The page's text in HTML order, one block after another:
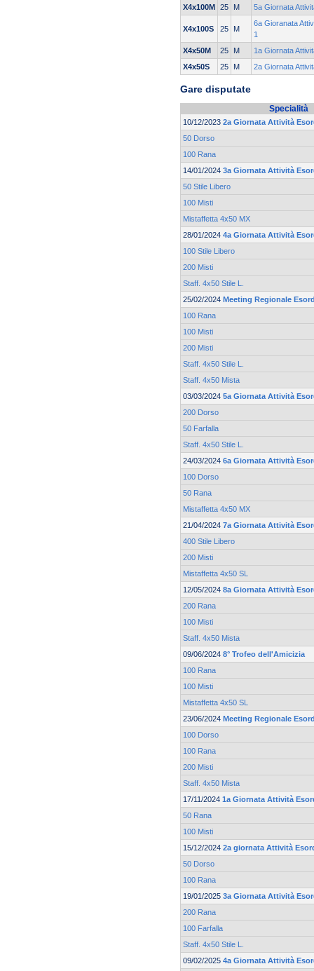
X4x100M 25 M 5a Giornata
X4x100S 25 M
6a Gioranata
1
X4x50M
25 M
1a Giornata
X4x50S
25 M 2a Giornata
Gare disputate
Specialità
10/12/2023 2a Giornata Attività
50 Dorso
100 Rana
14/01/2024 3a Giornata Attività
50 Stile Libero
100 Misti
Mistaffetta 4x50 MX
28/01/2024 4a Giornata Attività
100 Stile Libero
200 Misti
Staff. 4x50 Stile L.
25/02/2024 Meeting Regionale
100 Rana
100 Misti
200 Misti
Staff. 4x50 Stile L.
Staff. 4x50 Mista
03/03/2024 5a Giornata Attività
200 Dorso
50 Farfalla
Staff. 4x50 Stile L.
24/03/2024 6a Giornata Attività
100 Dorso
50 Rana
Mistaffetta 4x50 MX
21/04/2024 7a Giornata Attività
400 Stile Libero
200 Misti
Mistaffetta 4x50 SL
12/05/2024 8a Giornata Attività
200 Rana
100 Misti
Staff. 4x50 Mista
09/06/2024 8° Trofeo dell'Amicizia
100 Rana
100 Misti
Mistaffetta 4x50 SL
23/06/2024 Meeting Regionale
100 Dorso
100 Rana
200 Misti
Staff. 4x50 Mista
17/11/2024 1a Giornata Attività
50 Rana
100 Misti
15/12/2024 2a giornata Attività
50 Dorso
100 Rana
19/01/2025 3a Giornata Attività
200 Rana
100 Farfalla
Staff. 4x50 Stile L.
09/02/2025 4a Giornata Attività